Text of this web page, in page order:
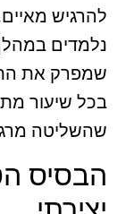
להרגיש
נלמדים
שמפרק את
בכל שיעור
שהשליטה
הבסיס